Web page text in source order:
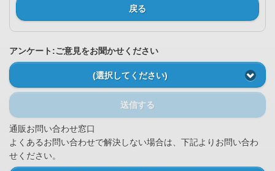
戻る
アンケート:ご意見をお聞かせください
(選択してください)
送信する
通販お問い合わせ窓口
よくあるお問い合わせで解決しない場合は、下記よりお問い合わ
せください。